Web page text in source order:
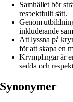
Samhället bör
respektfullt sätt.
Genom
inkluderande
Att lyssna på
för att skapa en
Krymplingar är
sedda och
Synonymer